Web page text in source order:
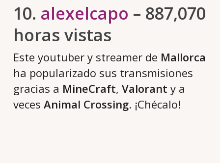
10. alexelcapo – 887,070
horas vistas
Este youtuber y streamer de Mallorca
ha popularizado sus transmisiones
gracias a MineCraft, Valorant y a
veces Animal Crossing. ¡Chécalo!